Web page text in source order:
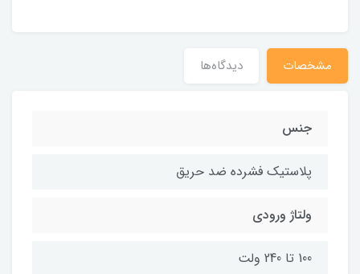
مشخصات دیدگاه‌ها
جنس
پلاستیک فشرده ضد حریق
ولتاژ ورودی
100 تا 240 ولت